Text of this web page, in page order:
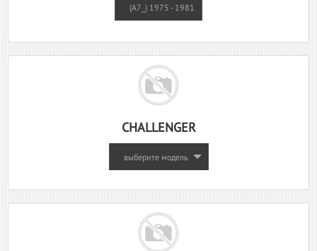
(A7_) 1975 - 1981
CHALLENGER
выберите модель